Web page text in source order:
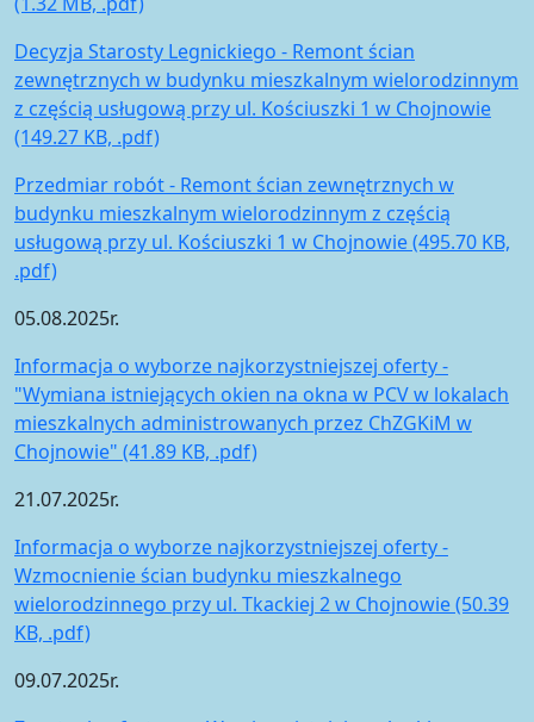
Decyzja Starosty Legnickiego - Remont ścian
zewnętrznych w budynku mieszkalnym wielorodzinnym
z częścią usługową przy ul. Kościuszki 1 w Chojnowie
(149.27 KB, .pdf)
Przedmiar robót - Remont ścian zewnętrznych w
budynku mieszkalnym wielorodzinnym z częścią
usługową przy ul. Kościuszki 1 w Chojnowie (495.70 KB,
.pdf)
05.08.2025r.
Informacja o wyborze najkorzystniejszej oferty -
"Wymiana istniejących okien na okna w PCV w lokalach
mieszkalnych administrowanych przez ChZGKiM w
Chojnowie" (41.89 KB, .pdf)
21.07.2025r.
Informacja o wyborze najkorzystniejszej oferty -
Wzmocnienie ścian budynku mieszkalnego
wielorodzinnego przy ul. Tkackiej 2 w Chojnowie (50.39
KB, .pdf)
09.07.2025r.